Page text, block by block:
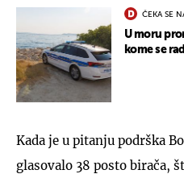
ČEKA SE
U moru
kome se
Kada je u pitanju podrška
glasovalo 38 posto birača,